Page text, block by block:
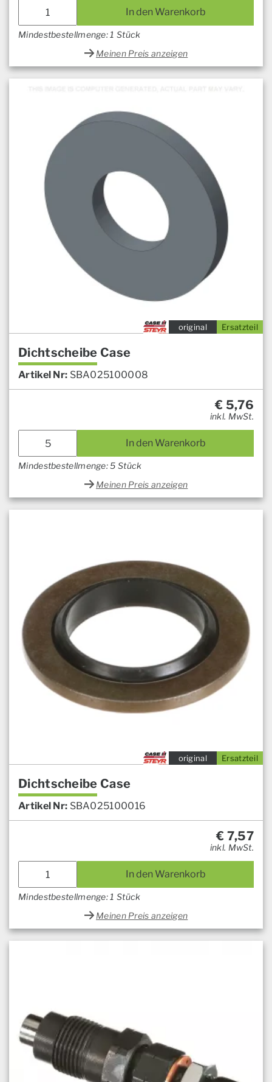
In den Warenkorb
Mindestbestellmenge: 1 Stück
Meinen Preis anzeigen
Ersatzteil
original
Dichtscheibe Case
Artikel Nr: SBA025100008
€ 5,76
inkl. MwSt.
In den Warenkorb
Mindestbestellmenge: 5 Stück
Meinen Preis anzeigen
Ersatzteil
original
Dichtscheibe Case
Artikel Nr: SBA025100016
€ 7,57
inkl. MwSt.
In den Warenkorb
Mindestbestellmenge: 1 Stück
Meinen Preis anzeigen